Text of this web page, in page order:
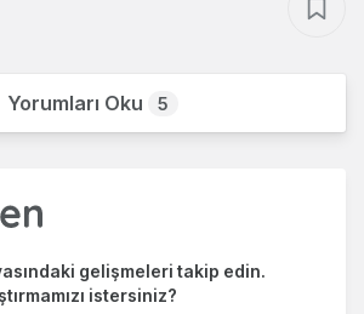
Yorumları Oku 5
gelişmeleri takip edin.
istersiniz?